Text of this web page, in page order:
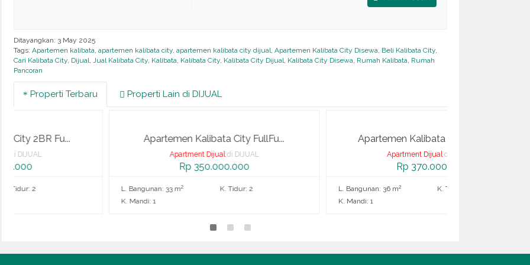
Ditayangkan: 3 May 2025
Tags: Apartemen kalibata, apartemen kalibata city, apartemen kalibata city dijual, Apartemen Kalibata City Disewa, Beli Kalibata City,
Cari Kalibata City, Dijual, Jual Kalibata City, Kalibata, Kalibata City, Kalibata City Dijual, Kalibata City Disewa, Rumah Kalibata, Rumah
Pancoran
Properti Terbaru Properti Lain di DIJUAL
Apartemen Kalibata City FullFu...
L. Bangunan: 33 m
K. Tidur: 2
Apartemen Kalibata City 2BR Fu...
L. Bangunan: 36 m
K. Tidur: 2